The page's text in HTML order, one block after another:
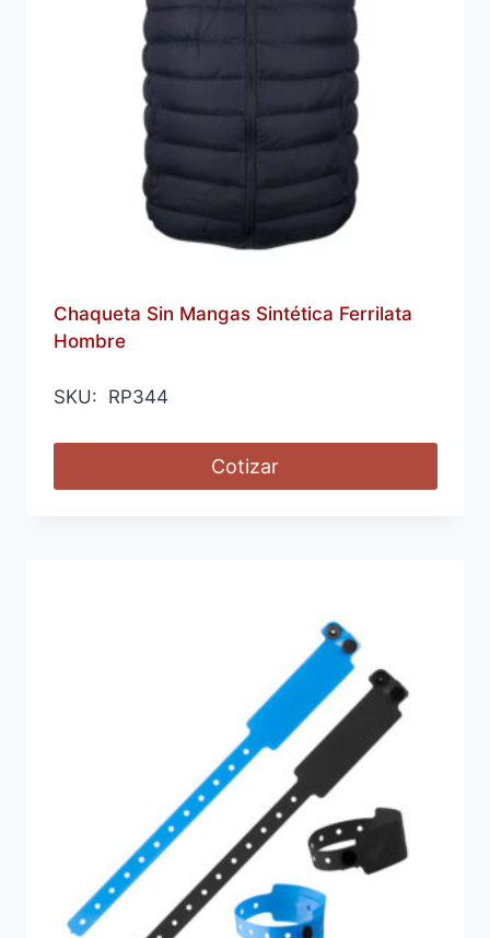
Chaqueta Sin Mangas Sintética Ferrilata
Hombre
SKU: RP344
Cotizar